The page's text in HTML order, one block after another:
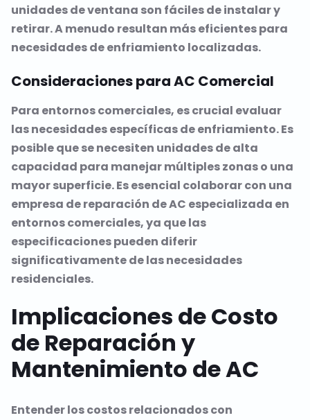
unidades de ventana son fáciles de instalar y
retirar. A menudo resultan más eficientes para
necesidades de enfriamiento localizadas.
Consideraciones para AC Comercial
Para entornos comerciales, es crucial evaluar
las necesidades específicas de enfriamiento. Es
posible que se necesiten unidades de alta
capacidad para manejar múltiples zonas o una
mayor superficie. Es esencial colaborar con una
empresa de reparación de AC especializada en
entornos comerciales, ya que las
especificaciones pueden diferir
significativamente de las necesidades
residenciales.
Implicaciones de Costo
de Reparación y
Mantenimiento de AC
Entender los costos relacionados con